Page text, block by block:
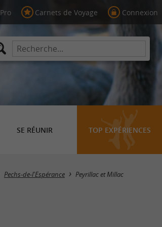
Carnets de Voyage Connexion
SE RÉUNIR TOP EXPÉRIENCES
Masquer la carte
Pechs-de-l'Espérance Peyrillac et Millac